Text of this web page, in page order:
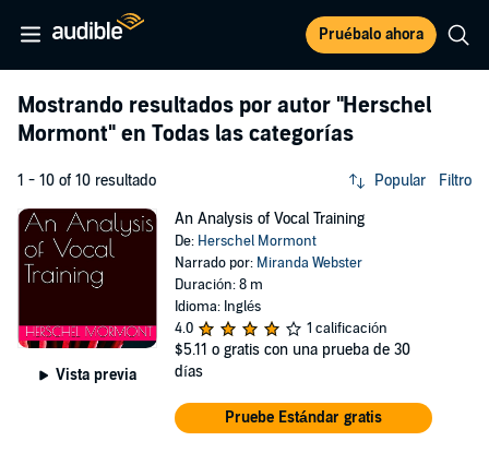
Pruébalo ahora
Mostrando resultados por autor "Herschel
Mormont" en Todas las categorías
1 - 10 of 10 resultado Popular Filtro
Vista previa
An Analysis of Vocal Training
De: Herschel Mormont
Narrado por: Miranda Webster
Duración: 8 m
Idioma: Inglés
4.0
1 calificación
$5.11 o gratis con una prueba de 30
días
Pruebe Estándar gratis